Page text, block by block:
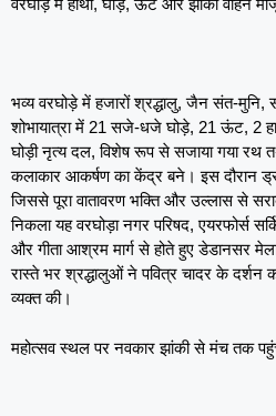
वरघोड़े में हाथी, घोड़े, ऊँट और झाँकी वाहन
भव्य वरघोड़े में हजारों श्रद्धालु, जैन संत-मुनि,
शोभायात्रा में 21 सजे-धजे घोड़े, 21 ऊंट, 2
घोड़ी नृत्य दल, विशेष रूप से सजाया गया रथ
कलाकार आकर्षण का केंद्र बने। इस दौरान
जिससे पूरा वातावरण भक्ति और उल्लास से
निकला यह वरघोड़ा नगर परिषद, एयरफोर्स
और गीता आश्रम मार्ग से होते हुए डेडानसर
रास्ते भर श्रद्धालुओं ने पवित्र चादर के दर्शन
व्यक्त की।
महोत्सव स्थल पर नवकार झांकी से मंच तक